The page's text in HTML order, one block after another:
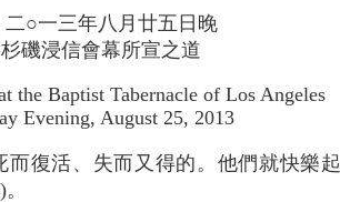
二○一三年八月廿五日晚
磯浸信會幕所宣之道
the Baptist Tabernacle of Los Angeles
Evening, August 25, 2013
而復活、失而又得的。他們就快樂起